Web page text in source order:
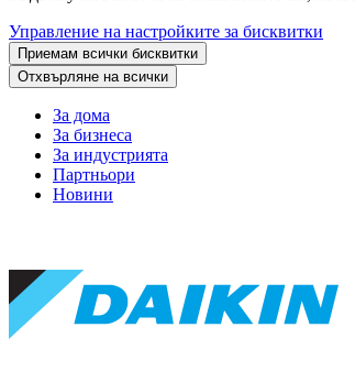
Управление на настройките за бисквитки
Приемам всички бисквитки
Отхвърляне на всички
За дома
За бизнеса
За индустрията
Партньори
Новини